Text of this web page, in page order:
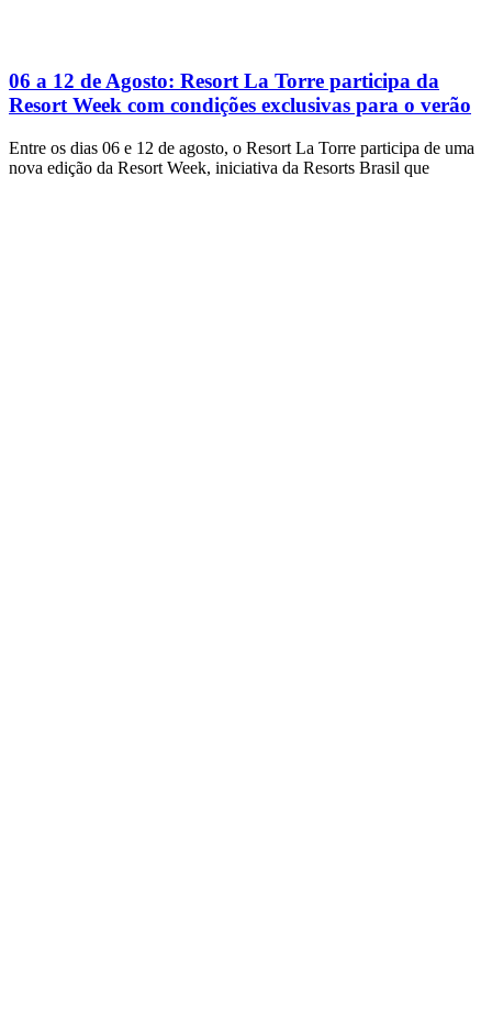
06 a 12 de Agosto: Resort La Torre participa da
Resort Week com condições exclusivas para o verão
Entre os dias 06 e 12 de agosto, o Resort La Torre participa de uma
nova edição da Resort Week, iniciativa da Resorts Brasil que